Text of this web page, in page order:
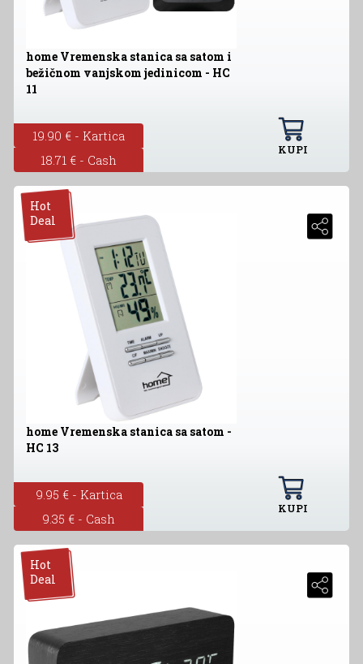
home Vremenska stanica sa satom i
bežičnom vanjskom jedinicom - HC
11
19.90 € - Kartica
18.71 € - Cash
KUPI
Hot
Deal
home Vremenska stanica sa satom -
HC 13
9.95 € - Kartica
9.35 € - Cash
KUPI
Hot
Deal